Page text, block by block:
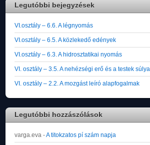
Legutóbbi bejegyzések
VI.osztály – 6.6. A légnyomás
VI.osztály – 6.5. A közlekedő edények
VI.osztály – 6.3. A hidrosztatikai nyomás
VI. osztály – 3.5. A nehézségi erő és a testek súlya
VI. osztály – 2.2. A mozgást leíró alapfogalmak
Legutóbbi hozzászólások
varga.eva -A titokzatos pí szám napja